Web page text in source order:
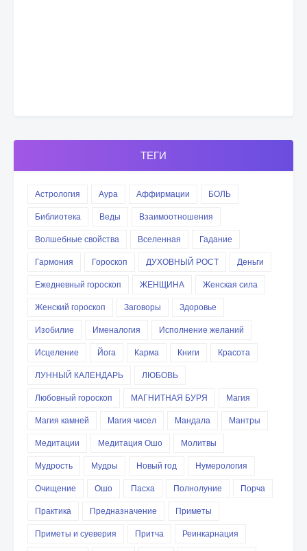
ТЕГИ
Астрология Аура Аффирмации
БОЛЬ
Библиотека
Веды
Взаимоотношения
Волшебные свойства
Вселенная
Гадание
Гармония
Гороскоп ДУХОВНЫЙ РОСТ
Деньги
Ежедневный гороскоп
ЖЕНЩИНА
Женская сила
Женский гороскоп
Заговоры
Здоровье
Изобилие
Именалогия
Исполнение желаний
Исцеление
Йога Карма Книги
Красота
ЛУННЫЙ КАЛЕНДАРЬ
ЛЮБОВЬ
Любовный гороскоп
МАГНИТНАЯ БУРЯ
Магия
Магия камней
Магия чисел Мандала
Мантры
Медитации
Медитация Ошо
Молитвы
Мудрость
Мудры Новый год
Нумерология
Очищение
Ошо Пасха Полнолуние
Порча
Практика
Предназначение
Приметы
Приметы и суеверия
Притча
Реинкарнация